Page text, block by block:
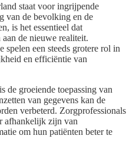
staat voor ingrijpende
van de bevolking en de
is het essentieel dat
aan de nieuwe realiteit.
spelen een steeds grotere rol in
en efficiëntie van
de groeiende toepassing van
van gegevens kan de
verbeterd. Zorgprofessionals
afhankelijk zijn van
om hun patiënten beter te